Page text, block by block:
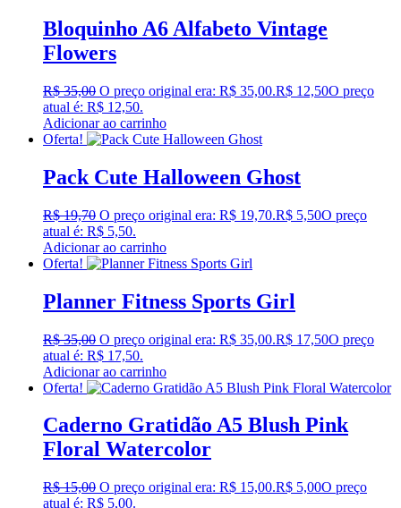
Bloquinho A6 Alfabeto Vintage
Flowers
R$35,00 O preço original era: R$ 35,00.R$ 12,50O preço
atual é: R$ 12,50.
Adicionar ao carrinho
Oferta!
Pack Cute Halloween Ghost
R$19,70 O preço original era: R$ 19,70.R$ 5,50O preço
atual é: R$ 5,50.
Adicionar ao carrinho
Oferta!
Planner Fitness Sports Girl
R$35,00 O preço original era: R$ 35,00.R$ 17,50O preço
atual é: R$ 17,50.
Adicionar ao carrinho
Oferta!
Caderno Gratidão A5 Blush Pink
Floral Watercolor
R$15,00 O preço original era: R$ 15,00.R$ 5,00O preço
atual é: R$ 5,00.